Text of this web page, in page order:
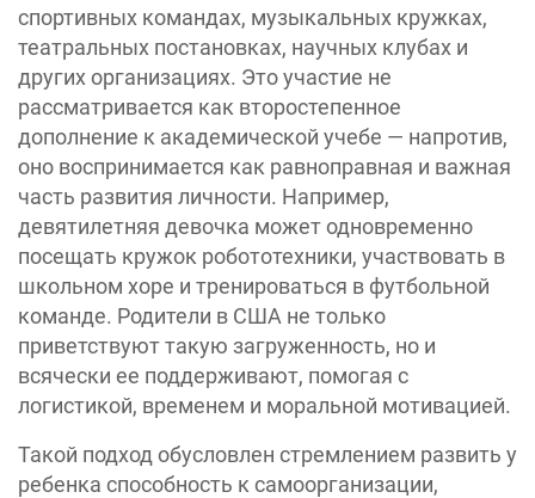
спортивных командах, музыкальных кружках,
театральных постановках, научных клубах и
других организациях. Это участие не
рассматривается как второстепенное
дополнение к академической учебе — напротив,
оно воспринимается как равноправная и важная
часть развития личности. Например,
девятилетняя девочка может одновременно
посещать кружок робототехники, участвовать в
школьном хоре и тренироваться в футбольной
команде. Родители в США не только
приветствуют такую загруженность, но и
всячески ее поддерживают, помогая с
логистикой, временем и моральной мотивацией.
Такой подход обусловлен стремлением развить у
ребенка способность к самоорганизации,